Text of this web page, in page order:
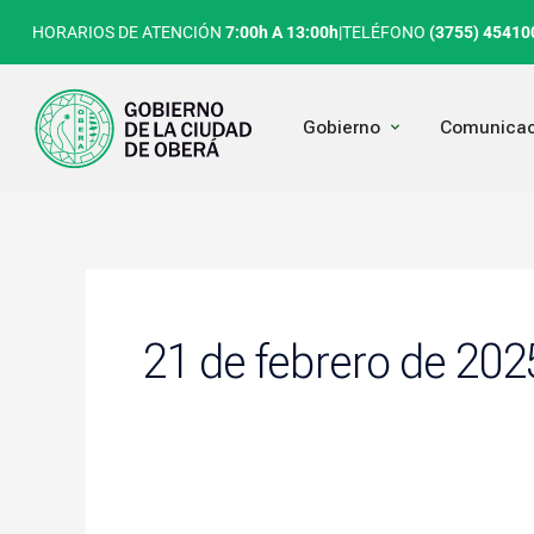
HORARIOS DE ATENCIÓN 7:00h A 13:00h|TELÉFONO (3755)
Gobierno Open Gobierno
21 de febrero de